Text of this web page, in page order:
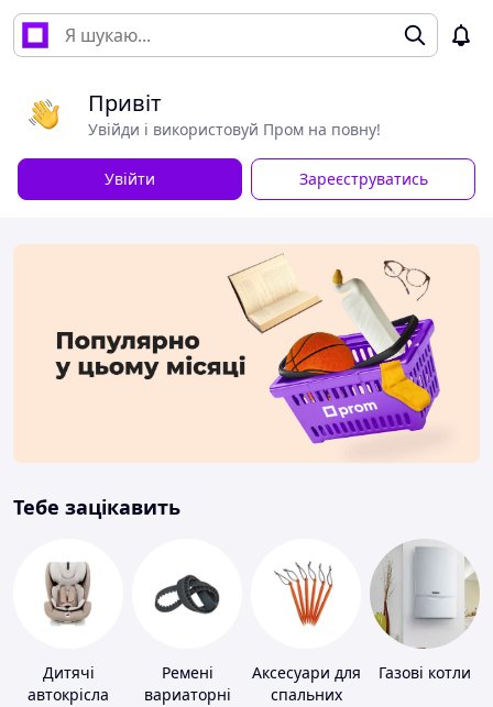
Привіт
Увійди і використовуй Пром на повну!
Увійти Зареєструватись
Тебе зацікавить
Дитячі
автокрісла
Ремені
вариаторні
Аксесуари для
спальних
Газові котли